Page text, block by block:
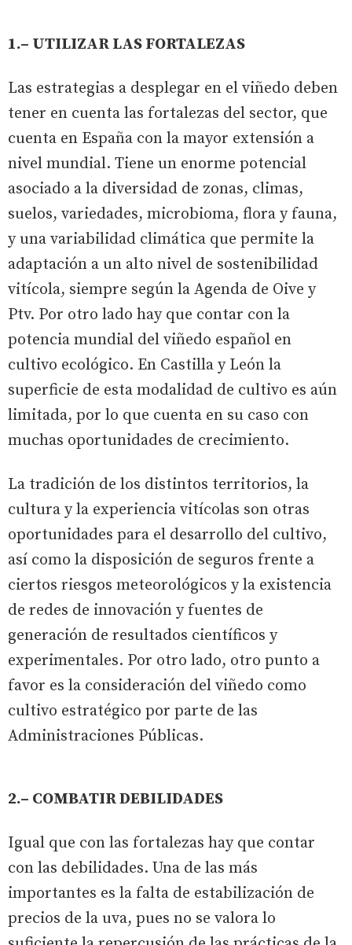
1.– UTILIZAR LAS FORTALEZAS
Las estrategias a desplegar en el viñedo deben
tener en cuenta las fortalezas del sector, que
cuenta en España con la mayor extensión a
nivel mundial. Tiene un enorme potencial
asociado a la diversidad de zonas, climas,
suelos, variedades, microbioma, flora y fauna,
y una variabilidad climática que permite la
adaptación a un alto nivel de sostenibilidad
vitícola, siempre según la Agenda de Oive y
Ptv. Por otro lado hay que contar con la
potencia mundial del viñedo español en
cultivo ecológico. En Castilla y León la
superficie de esta modalidad de cultivo es aún
limitada, por lo que cuenta en su caso con
muchas oportunidades de crecimiento.
La tradición de los distintos territorios, la
cultura y la experiencia vitícolas son otras
oportunidades para el desarrollo del cultivo,
así como la disposición de seguros frente a
ciertos riesgos meteorológicos y la existencia
de redes de innovación y fuentes de
generación de resultados científicos y
experimentales. Por otro lado, otro punto a
favor es la consideración del viñedo como
cultivo estratégico por parte de las
Administraciones Públicas.
2.– COMBATIR DEBILIDADES
Igual que con las fortalezas hay que contar
con las debilidades. Una de las más
importantes es la falta de estabilización de
precios de la uva, pues no se valora lo